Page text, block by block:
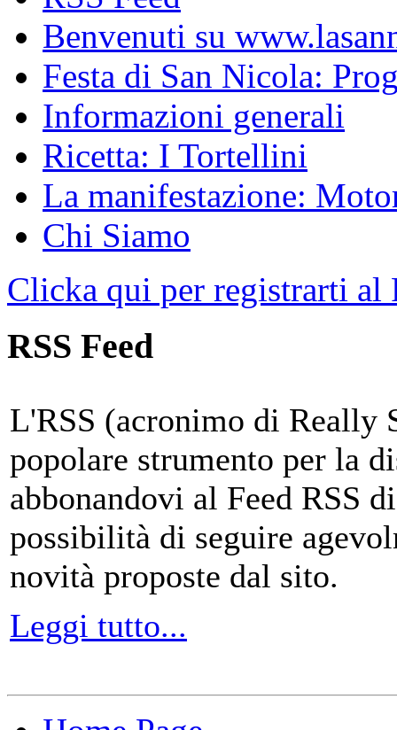
Benvenuti su
Festa di San Nicola:
Informazioni generali
Ricetta: I Tortellini
La manifestazione:
Chi Siamo
Clicka qui per registrarti al
RSS Feed
L'RSS (acronimo di Really
popolare strumento per la
abbonandovi al Feed RSS
possibilità di seguire
novità proposte dal sito.
Leggi tutto...